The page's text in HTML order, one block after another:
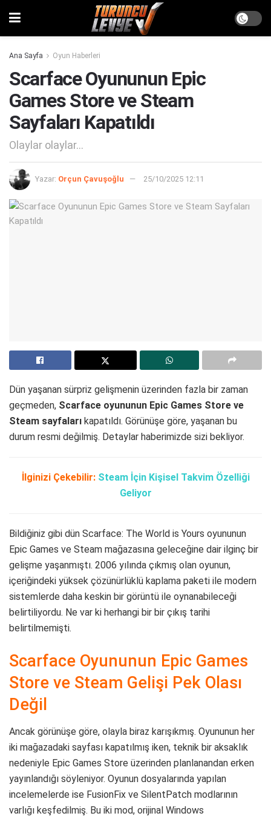
Ana Sayfa Oyun Haberleri
Scarface Oyununun Epic
Games Store ve Steam
Sayfaları Kapatıldı
Olaylar olaylar...
Yazar: Orçun Çavuşoğlu 25/10/2025 12:11
Dün yaşanan sürpriz gelişmenin üzerinden fazla bir zaman
geçmeden, Scarface oyununun Epic Games Store ve
Steam sayfaları kapatıldı. Görünüşe göre, yaşanan bu
durum resmi değilmiş. Detaylar haberimizde sizi bekliyor.
İlginizi Çekebilir: Steam İçin Kişisel Takvim Özelliği
Geliyor
Bildiğiniz gibi dün Scarface: The World is Yours oyununun
Epic Games ve Steam mağazasına geleceğine dair ilginç bir
gelişme yaşanmıştı. 2006 yılında çıkmış olan oyunun,
içeriğindeki yüksek çözünürlüklü kaplama paketi ile modern
sistemlerde daha keskin bir görüntü ile oynanabileceği
belirtiliyordu. Ne var ki herhangi bir bir çıkış tarihi
belirtilmemişti.
Scarface Oyununun Epic Games
Store ve Steam Gelişi Pek Olası
Değil
Ancak görünüşe göre, olayla biraz karışıkmış. Oyununun her
iki mağazadaki sayfası kapatılmış iken, teknik bir aksaklık
nedeniyle Epic Games Store üzerinden planlanandan erken
yayınlandığı söyleniyor. Oyunun dosyalarında yapılan
incelemelerde ise FusionFix ve SilentPatch modlarının
varlığı keşfedilmiş. Bu iki mod, orijinal Windows